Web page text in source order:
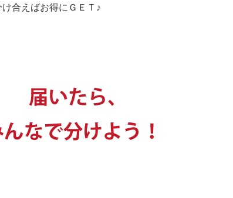
合えばお得にＧＥＴ♪